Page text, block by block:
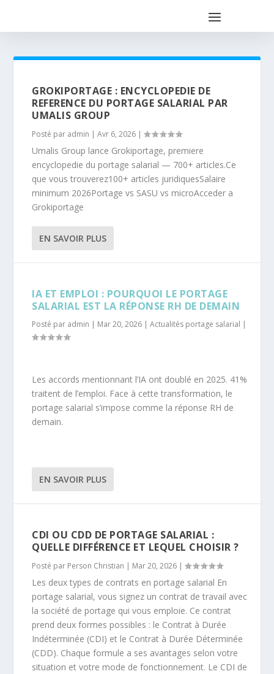
GROKIPORTAGE : ENCYCLOPEDIE DE
REFERENCE DU PORTAGE SALARIAL PAR
UMALIS GROUP
Posté par admin |Avr 6, 2026 |
Umalis Group lance Grokiportage, premiere
encyclopedie du portage salarial — 700+ articles.Ce
que vous trouverez100+ articles juridiquesSalaire
minimum 2026Portage vs SASU vs microAcceder a
Grokiportage
EN SAVOIR PLUS
IA ET EMPLOI : POURQUOI LE PORTAGE
SALARIAL EST LA RÉPONSE RH DE DEMAIN
Posté par admin | Mar 20, 2026 |Actualités portage salarial |
Les accords mentionnant l’IA ont doublé en 2025. 41%
traitent de l’emploi. Face à cette transformation, le
portage salarial s’impose comme la réponse RH de
demain.
EN SAVOIR PLUS
CDI OU CDD DE PORTAGE SALARIAL :
QUELLE DIFFÉRENCE ET LEQUEL CHOISIR ?
Posté par Person Christian | Mar 20, 2026 |
Les deux types de contrats en portage salarial En
portage salarial, vous signez un contrat de travail avec
la société de portage qui vous emploie. Ce contrat
prend deux formes possibles : le Contrat à Durée
Indéterminée (CDI) et le Contrat à Durée Déterminée
(CDD). Chaque formule a ses avantages selon votre
situation et votre mode de fonctionnement. Le CDI de